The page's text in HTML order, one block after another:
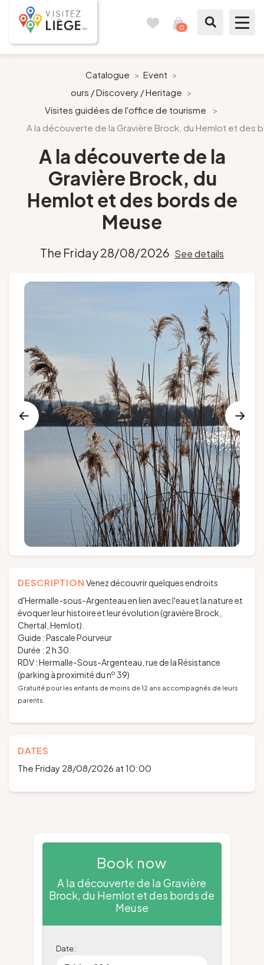
0
Like a citizen of Liège
Prepare my stay
Our suggestions
City of Liège
Follow us
Groups and tour operators
EN NL DE
Catalogue > Event >
ours / Discovery / Heritage >
Visites guidées de l'office de tourisme
>
A la découverte de la Gravière Brock, du Hemlot et des
A la découverte de la
Gravière Brock, du
Hemlot et des bords de
Meuse
The Friday 28/08/2026 See details
DESCRIPTION Venez découvrir quelques endroits
d'Hermalle-sous-Argenteau en lien avec l'eau et la nature et
évoquer leur histoire et leur évolution (gravière Brock,
Chertal, Hemlot).
Guide : Pascale Pourveur
Durée : 2 h 30.
RDV : Hermalle-Sous-Argenteau, rue de la Résistance
(parking à proximité du no 39)
Gratuité pour les enfants de moins de 12 ans accompagnés de leurs
parents.
DATES
The Friday 28/08/2026 at 10:00
Book now
A la découverte de la Gravière
Brock, du Hemlot et des bords de
Meuse
Date :